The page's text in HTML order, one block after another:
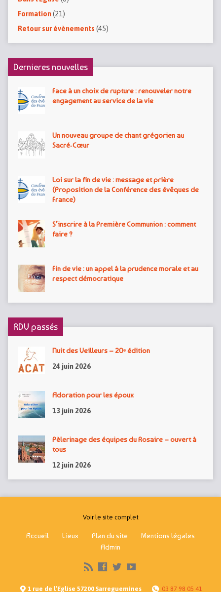
Formation(21)
Retour sur évènements (45)
Dernieres nouvelles
Face à un choix de rupture : renouveler notre
engagement au service de la vie
Un nouveau groupe de chant grégorien au
Sacré‑Cœur
Loi sur la fin de vie : message et prière
(Proposition de la Conférence des évêques de
France)
S’inscrire à la Première Communion : comment
faire ?
Fin de vie : un appel à la prudence morale et au
respect démocratique
RDV passés
Nuit des Veilleurs – 20ᵉ édition
24 juin 2026
Adoration pour les époux
13 juin 2026
Pèlerinage des équipes du Rosaire – ouvert à
tous
12 juin 2026
Voir le site complet
Accueil Lieux Plan du site
Mentions légales
Admin
1 rue de l’Eglise 57200 Sarreguemines 03 87 98 05 41